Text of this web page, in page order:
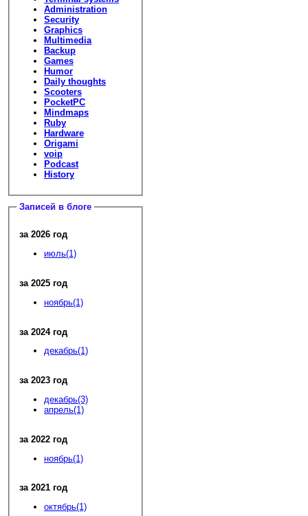
Administration
Security
Graphics
Multimedia
Backup
Games
Humor
Daily thoughts
Scooters
PocketPC
Mindmaps
Ruby
Hardware
Origami
voip
Podcast
History
Записей в блоге
за 2026 год
июль(1)
за 2025 год
ноябрь(1)
за 2024 год
декабрь(1)
за 2023 год
декабрь(3)
апрель(1)
за 2022 год
ноябрь(1)
за 2021 год
октябрь(1)